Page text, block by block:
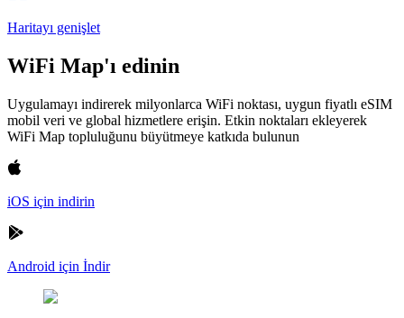
Haritayı genişlet
WiFi Map'ı edinin
Uygulamayı indirerek milyonlarca WiFi noktası, uygun fiyatlı eSIM
mobil veri ve global hizmetlere erişin. Etkin noktaları ekleyerek
WiFi Map topluluğunu büyütmeye katkıda bulunun
iOS için indirin
Android için İndir